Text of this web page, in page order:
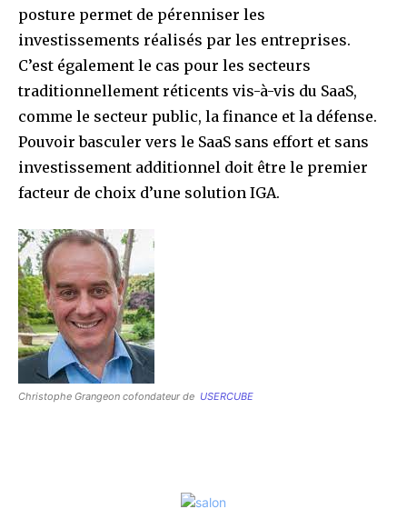
posture permet de pérenniser les
investissements réalisés par les entreprises.
C’est également le cas pour les secteurs
traditionnellement réticents vis-à-vis du SaaS,
comme le secteur public, la finance et la défense.
Pouvoir basculer vers le SaaS sans effort et sans
investissement additionnel doit être le premier
facteur de choix d’une solution IGA.
Christophe Grangeon cofondateur de USERCUBE